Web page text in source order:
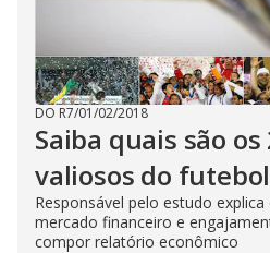
DO R7/01/02/2018
Saiba quais são
valiosos do
Responsável pelo estudo
mercado financeiro e
compor relatório econômico